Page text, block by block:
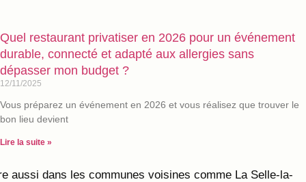
Quel restaurant privatiser en 2026 pour un événement
durable, connecté et adapté aux allergies sans
dépasser mon budget ?
12/11/2025
Vous préparez un événement en 2026 et vous réalisez que trouver le
bon lieu devient
Lire la suite »
aussi dans les communes voisines comme La Selle-la-